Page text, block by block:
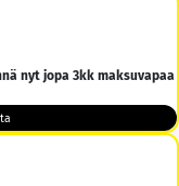
nyt jopa 3kk maksuvapaa